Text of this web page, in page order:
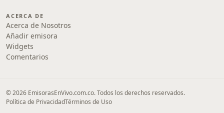
ACERCA DE
Acerca de Nosotros
Añadir emisora
Widgets
Comentarios
© 2026 EmisorasEnVivo.com.co. Todos los derechos reservados.
Política de PrivacidadTérminos de Uso